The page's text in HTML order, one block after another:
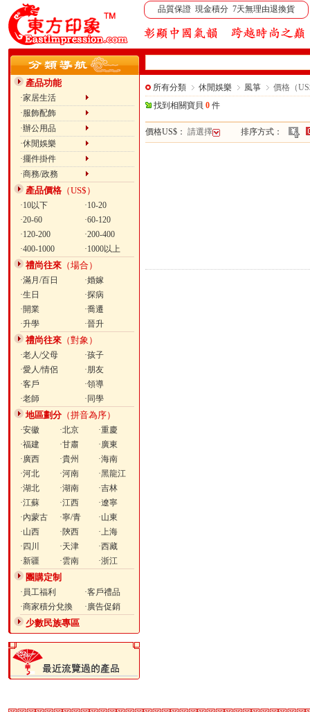
品質保證 現金積分 7天無理由退換貨
產品功能
·家居生活
·服飾配飾
·辦公用品
·休閒娛樂
·擺件掛件
·商務/政務
產品價格 （US$）
·10以下
·10-20
·20-60
·60-120
·120-200
·200-400
·400-1000
·1000以上
禮尚往來 （場合）
·滿月/百日
·婚嫁
·生日
·探病
·開業
·喬遷
·升學
·晉升
禮尚往來 （對象）
·老人/父母
·孩子
·愛人/情侶
·朋友
·客戶
·領導
·老師
·同學
地區劃分（拼音為序）
·安徽 ·北京
·重慶
·福建
·甘肅
·廣東
·廣西
·貴州
·海南
·河北
·河南
·黑龍江
·湖北
·湖南
·吉林
·江蘇
·江西
·遼寧
·內蒙古
·寧/青
·山東
·山西
·陝西
·上海
·四川
·天津
·西藏
·新疆
·雲南 ·浙江
團購定制
·員工福利
·客戶禮品
·商家積分兌換
·廣告促銷
少數民族專區
所有分類 休閒娛樂 風箏
價格（
找到相關寶貝 0 件
價格US$： 請選擇 排序方式：